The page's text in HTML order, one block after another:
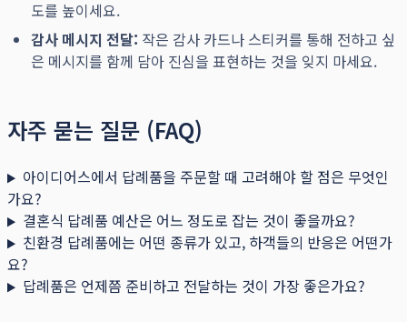
도를 높이세요.
감사 메시지 전달: 작은 감사 카드나 스티커를 통해 전하고 싶
은 메시지를 함께 담아 진심을 표현하는 것을 잊지 마세요.
자주 묻는 질문 (FAQ)
아이디어스에서 답례품을 주문할 때 고려해야 할 점은 무엇인
가요?
결혼식 답례품 예산은 어느 정도로 잡는 것이 좋을까요?
친환경 답례품에는 어떤 종류가 있고, 하객들의 반응은 어떤가
요?
답례품은 언제쯤 준비하고 전달하는 것이 가장 좋은가요?